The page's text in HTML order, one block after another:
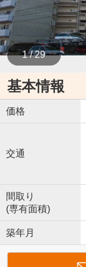
1 / 29
基本情報
価格
交通
間取り
(専有面積)
築年月